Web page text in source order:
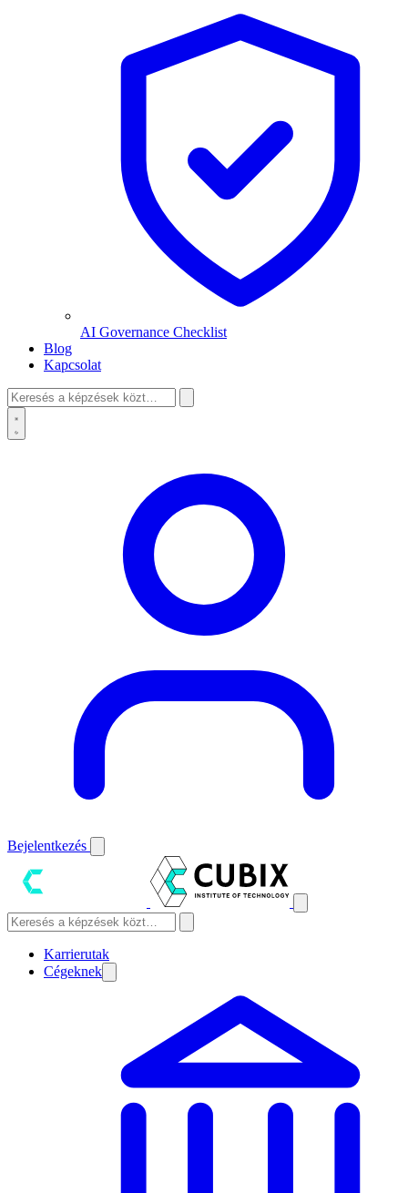
AI Governance Checklist
Blog
Kapcsolat
Bejelentkezés
Karrierutak
Cégeknek